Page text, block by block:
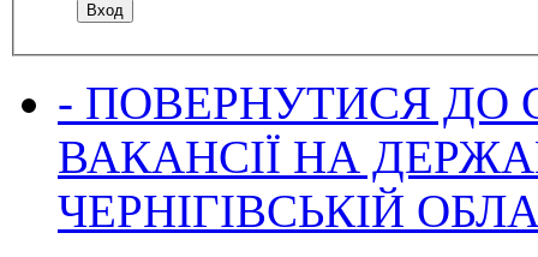
- ПОВЕРНУТИСЯ ДО
ВАКАНСІЇ НА
ЧЕРНІГІВСЬКІЙ